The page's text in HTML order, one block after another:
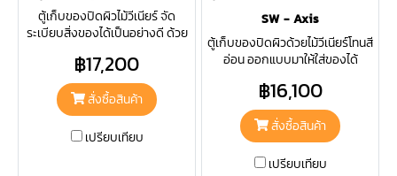
ตู้เก็บของปิดผิวไม้วีเนียร์ จัด
ระเบียบสิ่งของได้เป็นอย่างดี ด้วย
Axis แบ่งช่องออกเป็น 9 ช่อง จัด
ระเบียบสิ่งของได้ละเอียดมากยิ่ง
ขึ้น
฿17,200
สั่งซื้อสินค้า
เปรียบเทียบ
SW - Axis
ตู้เก็บของปิดผิวด้วยไม้วีเนียร์โทนสี
อ่อน ออกแบบมาให้ใส่ของได้
3 ช่องเล็ก ช่วยจัดระเบียบพื้นที่บ้าน
ของคุณได้อย่างลงตัว
฿16,100
สั่งซื้อสินค้า
เปรียบเทียบ